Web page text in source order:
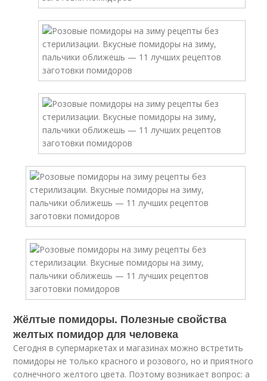
Жёлтые помидоры. Полезные свойства
желтых помидор для человека
Сегодня в супермаркетах и магазинах можно встретить
помидоры не только красного и розового, но и приятного
солнечного желтого цвета. Поэтому возникает вопрос: а